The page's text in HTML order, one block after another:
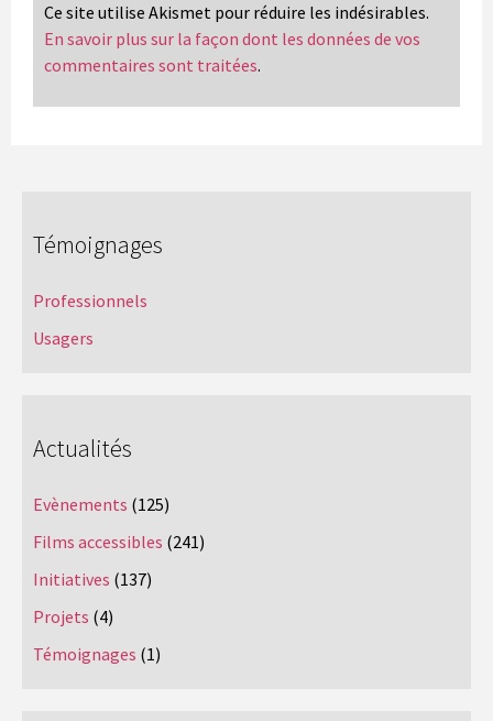
Ce site utilise Akismet pour réduire les indésirables.
En savoir plus sur la façon dont les données de vos
commentaires sont traitées.
Témoignages
Professionnels
Usagers
Actualités
Evènements (125)
Films accessibles (241)
Initiatives (137)
Projets (4)
Témoignages (1)